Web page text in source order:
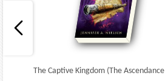
The Captive Kingdom (The Ascendance